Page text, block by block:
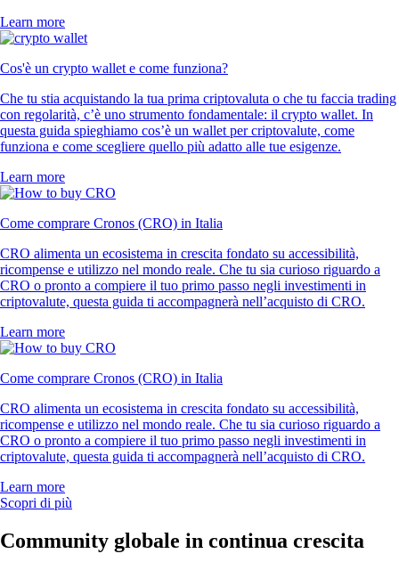
Learn more
Cos'è un crypto wallet e come funziona?
Che tu stia acquistando la tua prima criptovaluta o che tu faccia trading
con regolarità, c’è uno strumento fondamentale: il crypto wallet. In
questa guida spieghiamo cos’è un wallet per criptovalute, come
funziona e come scegliere quello più adatto alle tue esigenze.
Learn more
Come comprare Cronos (CRO) in Italia
CRO alimenta un ecosistema in crescita fondato su accessibilità,
ricompense e utilizzo nel mondo reale. Che tu sia curioso riguardo a
CRO o pronto a compiere il tuo primo passo negli investimenti in
criptovalute, questa guida ti accompagnerà nell’acquisto di CRO.
Learn more
Come comprare Cronos (CRO) in Italia
CRO alimenta un ecosistema in crescita fondato su accessibilità,
ricompense e utilizzo nel mondo reale. Che tu sia curioso riguardo a
CRO o pronto a compiere il tuo primo passo negli investimenti in
criptovalute, questa guida ti accompagnerà nell’acquisto di CRO.
Learn more
Scopri di più
Community globale in continua crescita